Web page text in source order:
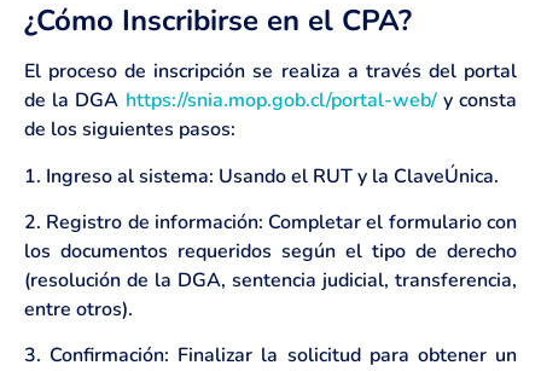
¿Cómo Inscribirse en el CPA?
El proceso de inscripción se realiza a través del portal
de la DGA https://snia.mop.gob.cl/portal-web/y consta
de los siguientes pasos:
1. Ingreso al sistema: Usando el RUT y la ClaveÚnica.
2. Registro de información: Completar el formulario con
los documentos requeridos según el tipo de derecho
(resolución de la DGA, sentencia judicial, transferencia,
entre otros).
3. Confirmación: Finalizar la solicitud para obtener un